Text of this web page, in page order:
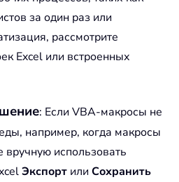
за один раз или
рассмотрите
Excel или встроенных
: Если VBA-макросы не
например, когда макросы
использовать
Экспорт или Сохранить